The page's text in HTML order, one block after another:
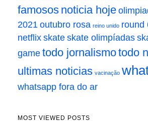
famosos noticia hoje
2021 outubro rosa reino unido round
netflix skate skate olimpíadas
game todo jornalismotodo
ultimas noticias vacinação
whatsapp fora do ar
MOST VIEWED POSTS